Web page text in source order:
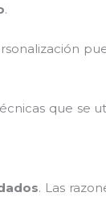
.
que se
. Las